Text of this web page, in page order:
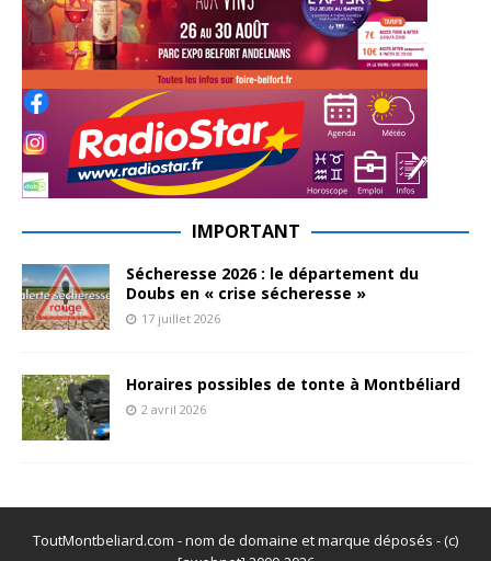
IMPORTANT
Sécheresse 2026 : le département du
Doubs en « crise sécheresse »
17 juillet 2026
Horaires possibles de tonte à Montbéliard
2 avril 2026
ToutMontbeliard.com - nom de domaine et marque déposés - (c)